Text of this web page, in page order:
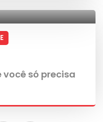
você só precisa